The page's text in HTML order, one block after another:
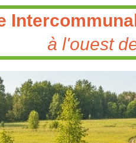
à l'ouest